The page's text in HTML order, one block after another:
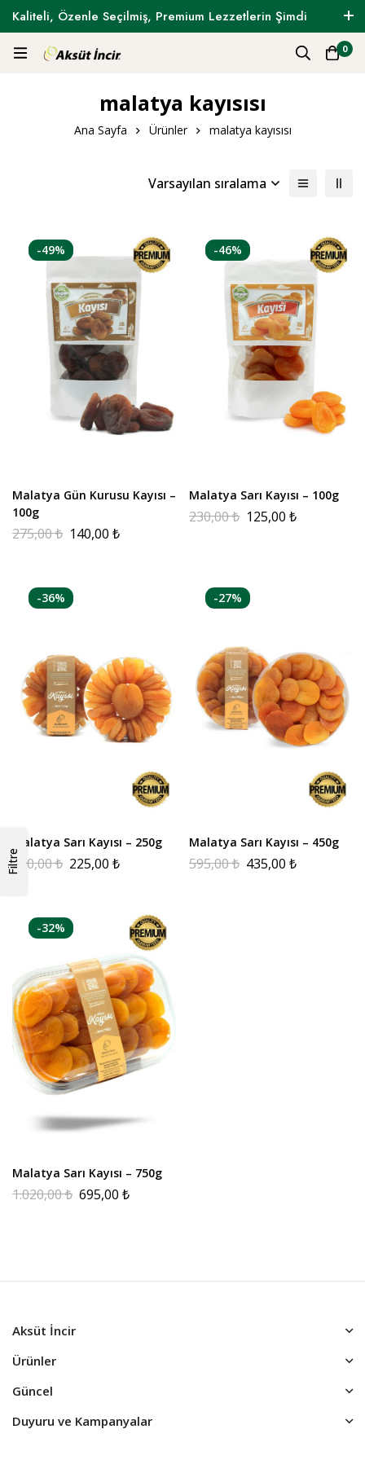
Kaliteli, Özenle Seçilmiş, Premium Lezzetlerin Şimdi
Tam Zamanı !
0
malatya kayısısı
Ana Sayfa Ürünler malatya kayısısı
Filtre
Varsayılan sıralama
-49%
Malatya Gün Kurusu Kayısı –
100g
275,00₺ 140,00 ₺
-46%
Malatya Sarı Kayısı – 100g
230,00₺ 125,00 ₺
-36%
Malatya Sarı Kayısı – 250g
350,00₺ 225,00 ₺
-27%
Malatya Sarı Kayısı – 450g
595,00₺ 435,00 ₺
-32%
Malatya Sarı Kayısı – 750g
1.020,00₺ 695,00 ₺
Aksüt İncir
Ürünler
Güncel
Duyuru ve Kampanyalar